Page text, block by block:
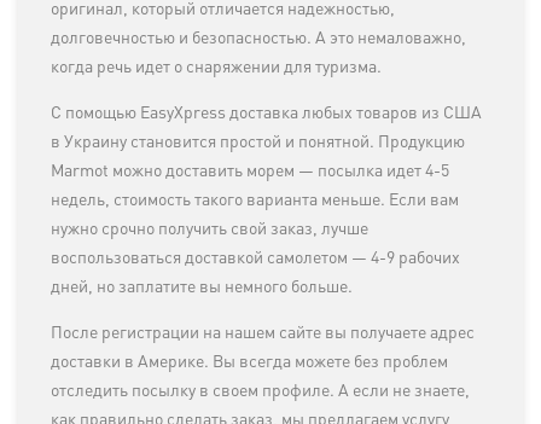
оригинал, который отличается надежностью,
долговечностью и безопасностью. А это немаловажно,
когда речь идет о снаряжении для туризма.
С помощью EasyXpress доставка любых товаров из США
в Украину становится простой и понятной. Продукцию
Marmot можно доставить морем — посылка идет 4-5
недель, стоимость такого варианта меньше. Если вам
нужно срочно получить свой заказ, лучше
воспользоваться доставкой самолетом — 4-9 рабочих
дней, но заплатите вы немного больше.
После регистрации на нашем сайте вы получаете адрес
доставки в Америке. Вы всегда можете без проблем
отследить посылку в своем профиле. А если не знаете,
как правильно сделать заказ, мы предлагаем услугу